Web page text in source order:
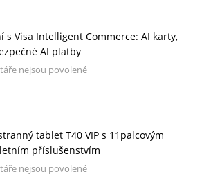
s Visa Intelligent Commerce: AI karty,
AI platby
nejsou povolené
tablet T40 VIP s 11palcovým
příslušenstvím
nejsou povolené